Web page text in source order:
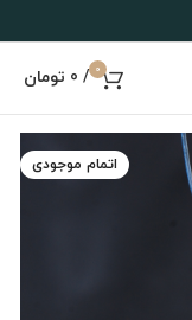
0
/
0 تومان
اتمام موجودی